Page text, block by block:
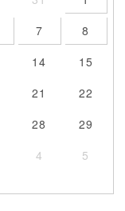
7
8
14
15
21
22
28
29
4 5